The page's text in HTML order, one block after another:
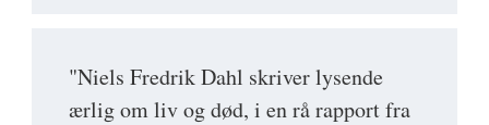
"Niels Fredrik Dahl skriver lysende
ærlig om liv og død, i en rå rapport fra